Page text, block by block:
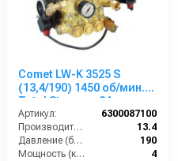
Comet LW-K 3525 S
(13,4/190) 1450 об/мин.
Total Stop вал 24мм
Артикул:
6300087100
Производительность (л/мин):
13.4
Давление (бар):
190
Мощность (кВт):
4